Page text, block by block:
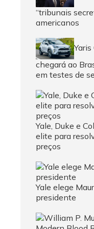
“tribunais
americanos
chegará ao
em testes de
Yale, Duke e
elite para
preços
Yale elege
presidente